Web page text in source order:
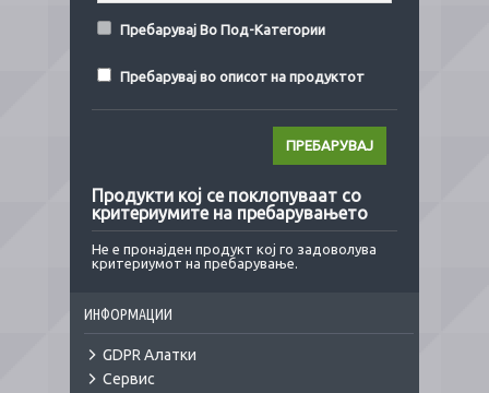
Пребарувај Во Под-Категории
Пребарувај во описот на продуктот
Продукти кој се поклопуваат со
критериумите на пребарувањето
Не е пронајден продукт кој го задоволува
критериумот на пребарување.
ИНФОРМАЦИИ
GDPR Алатки
Сервис